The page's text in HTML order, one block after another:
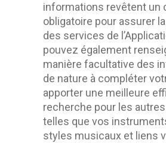
informations revêtent un
obligatoire pour assurer
des services de
pouvez également
manière facultative des
de nature à compléter
apporter une meilleure
recherche pour les
telles que vos
styles musicaux et liens